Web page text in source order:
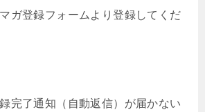
ガ登録フォームより登録してくだ
了通知（自動返信）が届かない